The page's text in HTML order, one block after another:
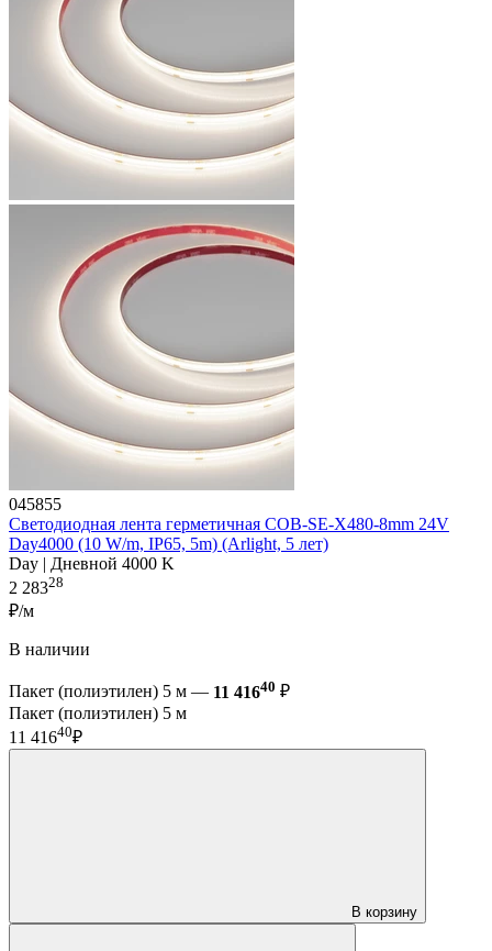
045855
Светодиодная лента герметичная COB-SE-X480-8mm 24V
Day4000 (10 W/m, IP65, 5m) (Arlight, 5 лет)
Day | Дневной 4000 K
2 28328
₽/м
В наличии
Пакет (полиэтилен) 5 м — 11 41640 ₽
Пакет (полиэтилен) 5 м
11 41640₽
В корзину